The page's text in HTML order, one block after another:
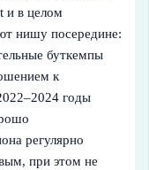
и в целом
нишу посередине:
буткемпы
к
годы
регулярно
при этом не